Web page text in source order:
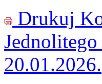
Drukuj
20.01.2026.